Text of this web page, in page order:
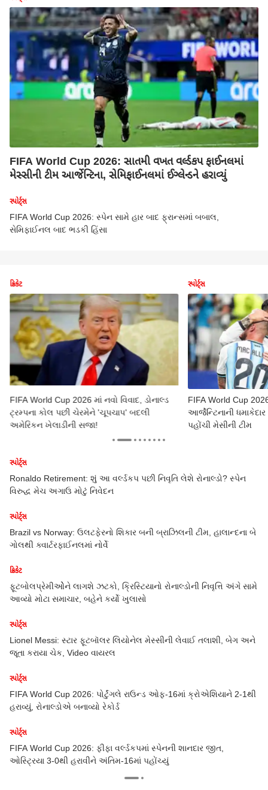
FIFA World Cup 2026: સાતમી વખત વર્લ્ડકપ ફાઈનલમાં
મેસ્સીની ટીમ આર્જેન્ટિના, સેમિફાઈનલમાં ઈગ્લેન્ડને હરાવ્યું
સ્પોર્ટ્સ
FIFA World Cup 2026: સ્પેન સામે હાર બાદ ફ્રાન્સમાં બબાલ,
સેમિફાઈનલ બાદ ભડકી હિંસા
ક્રિકેટ
FIFA World Cup 2026 માં નવો વિવાદ, ડોનાલ્ડ
ટ્રમ્પના કોલ પછી ચેરમેને 'ચૂપચાપ' બદલી
અમેરિકન ખેલાડીની સજા!
સ્પોર્ટ્સ
FIFA World Cup
આર્જેન્ટિનાની
પહોંચી મેસીની ટીમ
સ્પેન
બે
અંગે સામે
બેગ અને
2-1થી
FIFA World Cup 2026 : બેલ્જિયમની શાનદાર વાપસી, સેનેગલને 3-
હરાવ્યું
FIFA World Cup 2026: સ્વીડન વિરુદ્ધ 3-0થી જીત્યું ફ્રાન્સ,
એમ્બાપ્પેના બે ગોલથી રાઉન્ડ-16માં પહોંચ્યું
FIFA World Cup 2026માં વધુ એક ઉલટફેર, મોરક્કોએ નેધરલેન્ડ્સને
પેનલ્ટી શૂટઆઉટમાં હરાવ્યું
Fifa World Cup: વર્લ્ડકપમાં સૌથી મોટો ઉલટફેર, ચાર વખતની
જર્મની બહાર
FIFA વર્લ્ડકપમાં રાઉન્ડ ઓફ 32નું ચિત્ર થયું સ્પષ્ટ, જાણી લો સંપૂર્ણ
કાર્યક્રમ?
Messi World Record: લિયોનેલ મેસીના નામે વધુ એક વર્લ્ડ રેકોર્ડ,
પરાક્રમ કરનાર દુનિયાનો પ્રથમ ફૂટબોલર બન્યો